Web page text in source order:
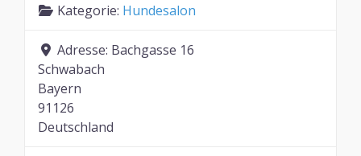
Kategorie: Hundesalon
Adresse: Bachgasse 16
Schwabach
Bayern
91126
Deutschland